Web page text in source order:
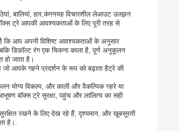
बालियां, हार,कंगनयह विचारशील लेआउट उलझन
ट्रे आपकी आवश्यकताओं के लिए पूरी तरह से
कि आप अपनी विशिष्ट आवश्यकताओं के अनुसार
डिफ़ॉल्ट रंग एक चिकना काला है, पूर्ण अनुकूलन
जाता है।
आपके गहने प्रदर्शन के रूप को बढ़ाता हैट्रे की
योग्य विकल्प, और काली और वैकल्पिक गहरे या
बॉक्स ट्रे सुरक्षा, पहुंच और लालित्य का सही
रखने के लिए देख रहे हैं, दृश्यमान, और खूबसूरती
है।.